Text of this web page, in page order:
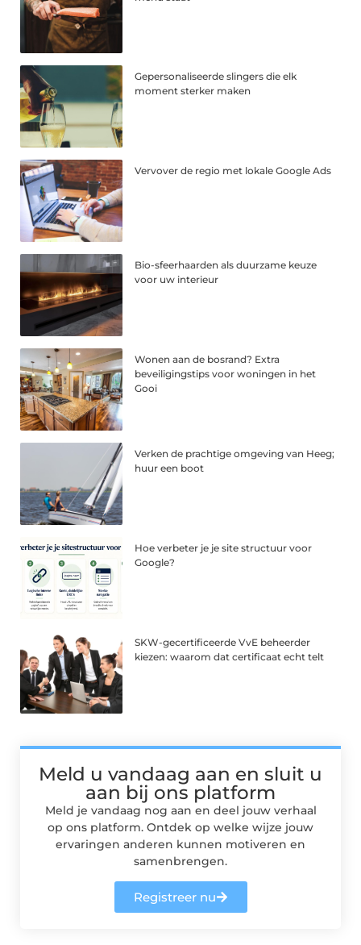
Gepersonaliseerde slingers die elk
moment sterker maken
Vervover de regio met lokale Google Ads
Bio-sfeerhaarden als duurzame keuze
voor uw interieur
Wonen aan de bosrand? Extra
beveiligingstips voor woningen in het
Gooi
Verken de prachtige omgeving van Heeg;
huur een boot
Hoe verbeter je je site structuur voor
Google?
SKW-gecertificeerde VvE beheerder
kiezen: waarom dat certificaat echt telt
Meld u vandaag aan en sluit u
aan bij ons platform
Meld je vandaag nog aan en deel jouw verhaal
op ons platform. Ontdek op welke wijze jouw
ervaringen anderen kunnen motiveren en
samenbrengen.
Registreer nu